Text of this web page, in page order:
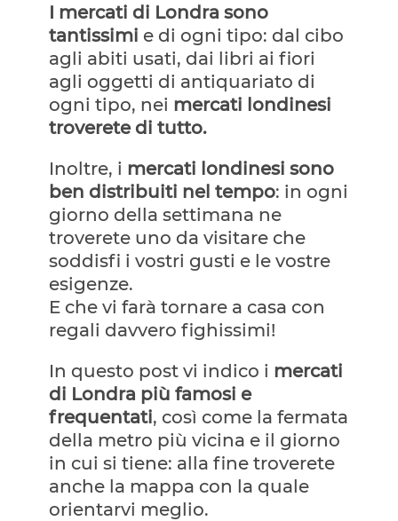
I mercati di Londra sono
tantissimi e di ogni tipo: dal cibo
agli abiti usati, dai libri ai fiori
agli oggetti di antiquariato di
ogni tipo, nei mercati londinesi
troverete di tutto.
Inoltre, i mercati londinesi sono
ben distribuiti nel tempo: in ogni
giorno della settimana ne
troverete uno da visitare che
soddisfi i vostri gusti e le vostre
esigenze.
E che vi farà tornare a casa con
regali davvero fighissimi!
In questo post vi indico i mercati
di Londra più famosi e
frequentati, così come la fermata
della metro più vicina e il giorno
in cui si tiene: alla fine troverete
anche la mappa con la quale
orientarvi meglio.